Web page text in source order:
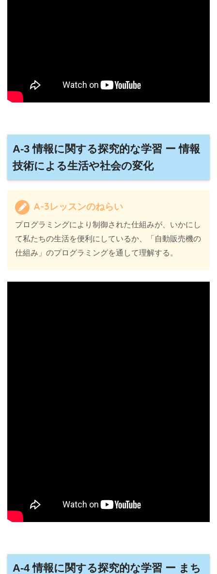
A-3 情報に関する探究的な学習 ー 情報
技術による生活や社会の変化
A-3レッスンのねらい
プログラミングにより制御された仕組みが、いかにし
て私たちの生活を便利にしているか、「自動販売機の
仕組み」のプログラミングを通して理解する。
A-4 情報に関する探究的な学習 ー まち